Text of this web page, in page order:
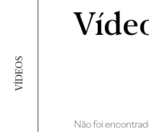
VÍDEOS
Filtrar
Não foi